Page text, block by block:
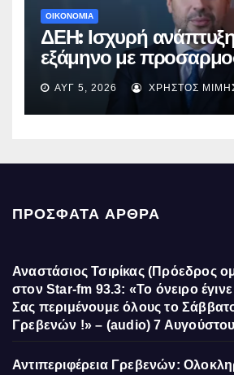
ΟΙΚΟΝΟΜΙΑ
ΔΕΗ: Ισχυρή
εξάμηνο με
EBITDA στα €1,2 δισ.
ΑΥΓ 5, 2026 ΧΡΉΣΤΟΣ
ΠΡΌΣΦΑΤΑ ΆΡΘΡΑ
Αναστάσιος Τσιρίκας (Πρόεδρος
στον Star-fm 93.3: «Το όνειρο
Σας περιμένουμε όλους το
Γρεβενών !» – (audio) 7
Αντιπεριφέρεια Γρεβενών: